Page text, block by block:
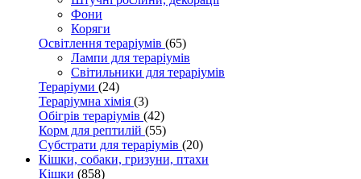
Фони
Коряги
Освітлення тераріумів (65)
Лампи для тераріумів
Світильники для тераріумів
Тераріуми (24)
Тераріумна хімія (3)
Обігрів тераріумів (42)
Корм для рептилій (55)
Субстрати для тераріумів (20)
Кішки, собаки, гризуни, птахи
Кішки (858)